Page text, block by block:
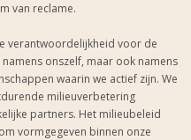
van reclame.
verantwoordelijkheid voor de
onszelf, maar ook namens
waarin we actief zijn. We
milieuverbetering
partners. Het milieubeleid
vormgegeven binnen onze